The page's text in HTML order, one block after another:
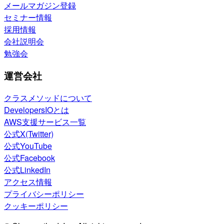
メールマガジン登録
セミナー情報
採用情報
会社説明会
勉強会
運営会社
クラスメソッドについて
DevelopersIOとは
AWS支援サービス一覧
公式X(Twitter)
公式YouTube
公式Facebook
公式LinkedIn
アクセス情報
プライバシーポリシー
クッキーポリシー